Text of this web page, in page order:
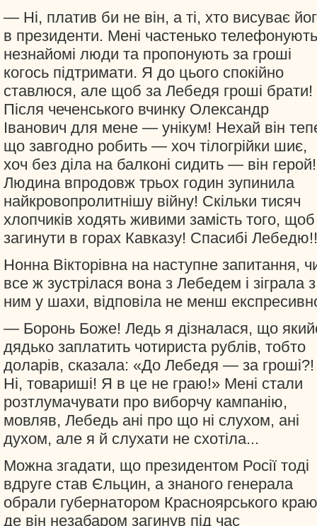
— Ні, платив би не він, а ті, хто висуває
в президенти. Мені частенько телефонують
незнайомі люди та пропонують за гроші
когось підтримати. Я до цього спокійно
ставлюся, але щоб за Лебедя гроші брати!
Після чеченського вчинку Олександр
Іванович для мене — унікум! Нехай він
що завгодно робить — хоч тілогрійки шиє,
хоч без діла на балконі сидить — він герой!
Людина впродовж трьох годин зупинила
найкровопролитнішу війну! Скільки тисяч
хлопчиків ходять живими замість того, щоб
загинути в горах Кавказу! Спасибі
Нонна Вікторівна на наступне запитання,
все ж зустрілася вона з Лебедем і зіграла з
ним у шахи, відповіла не менш
— Боронь Боже! Ледь я дізналася, що
дядько заплатить чотириста рублів, тобто
доларів, сказала: «До Лебедя — за гроші?!
Ні, товариші! Я в це не граю!» Мені стали
розтлумачувати про виборчу кампанію,
мовляв, Лебедь ані про що ні слухом, ані
духом, але я й слухати не схотіла...
Можна згадати, що президентом Росії тоді
вдруге став Єльцин, а знаного генерала
обрали губернатором Красноярського
де він незабаром загинув під час